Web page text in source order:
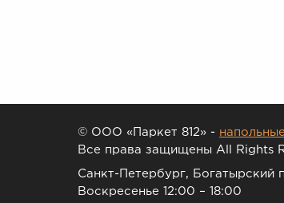
© ООО «Паркет 812» -
Все права защищены All Rights
Санкт-Петербург, Богатырский
Воскресенье 12:00 – 18:00